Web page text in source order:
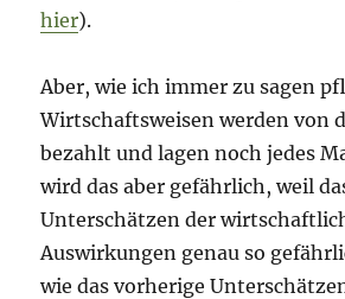
hier).
Aber, wie ich immer zu sagen
Wirtschaftsweisen werden von
bezahlt und lagen noch jedes
wird das aber gefährlich, weil
Unterschätzen der
Auswirkungen genau so
wie das vorherige